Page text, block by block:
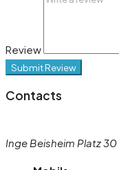
Review
Submit Review
Contacts
Inge Beisheim Platz 30